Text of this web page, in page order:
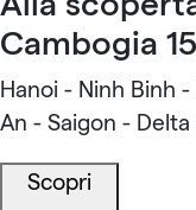
Cambogia
Hanoi - Ninh Binh
An - Saigon -
Scopri